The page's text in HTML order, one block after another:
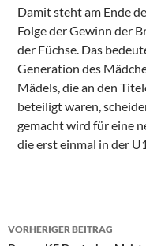
Damit steht am Ende
Folge der Gewinn der
der Füchse. Das
Generation des
Mädels, die an den
beteiligt waren,
gemacht wird für eine
die erst einmal in der
VORHERIGER BEITRAG